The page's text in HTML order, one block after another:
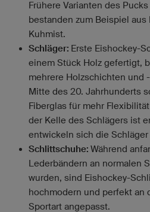
Frühere Varianten des
bestanden zum Beispiel
Kuhmist.
Schläger: Erste Eishockey-
einem Stück Holz gefertigt,
mehrere Holzschichten und
Mitte des 20. Jahrhunderts
Fiberglas für mehr
der Kelle des Schlägers ist
entwickeln sich die
Schlittschuhe: Während
Lederbändern an normalen
wurden, sind Eishockey-
hochmodern und perfekt an
Sportart angepasst.